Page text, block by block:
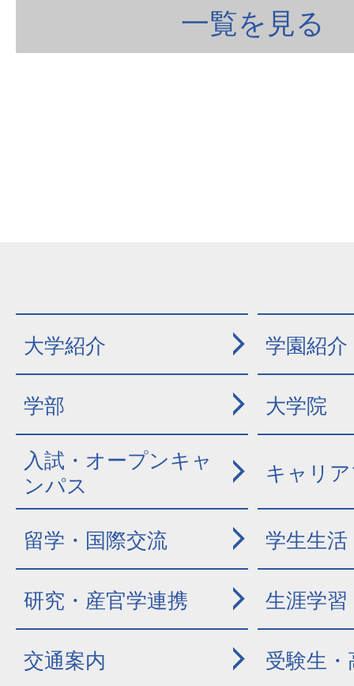
一覧を見る
大学紹介 学園紹介
学部 大学院
入試・オープンキャ
ンパス
キャリ
留学・国際交流 学生生活
研究・産官学連携 生涯学習
交通案内 受験生